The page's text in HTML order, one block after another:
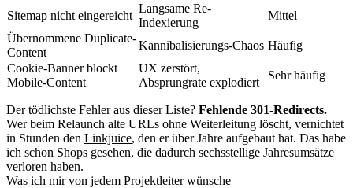
Sitemap nicht eingereicht
Langsame Re-
Indexierung
Mittel
Übernommene Duplicate-
Content
Kannibalisierungs-Chaos Häufig
Cookie-Banner blockt
Mobile-Content
UX zerstört,
Absprungrate explodiert
Sehr häufig
Der tödlichste Fehler aus dieser Liste? Fehlende 301-Redirects.
Wer beim Relaunch alte URLs ohne Weiterleitung löscht, vernichtet
in Stunden den Linkjuice, den er über Jahre aufgebaut hat. Das habe
ich schon Shops gesehen, die dadurch sechsstellige Jahresumsätze
verloren haben.
Was ich mir von jedem Projektleiter wünsche